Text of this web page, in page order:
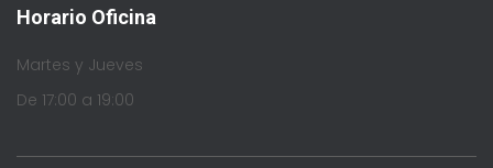
Horario Oficina
Martes y Jueves
De 17:00 a 19:00